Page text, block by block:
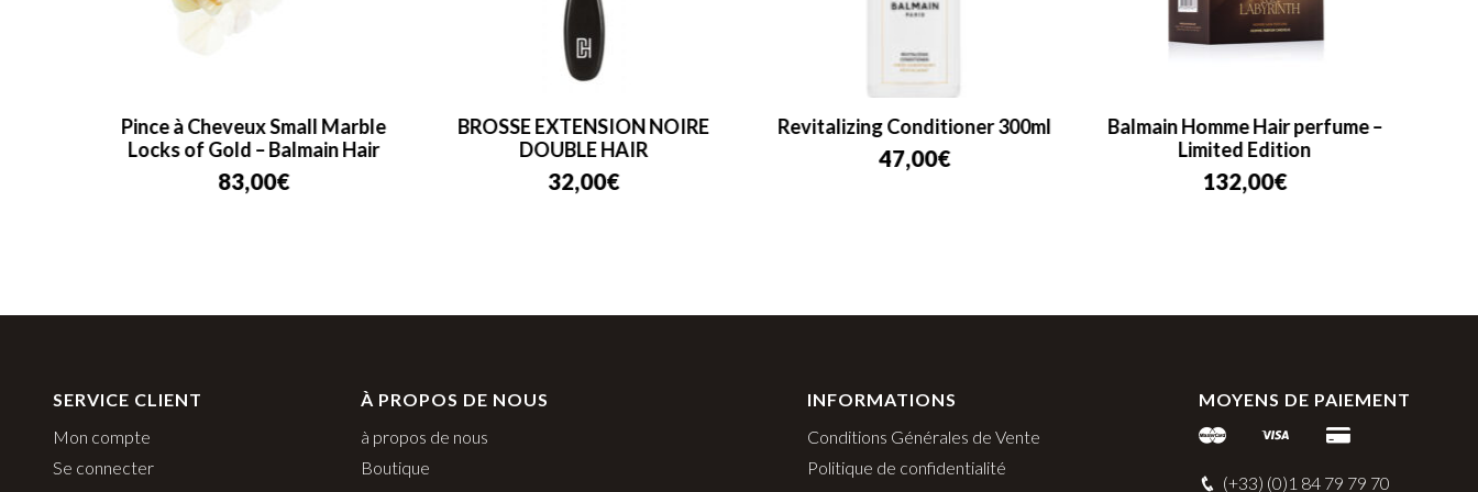
Pince à Cheveux Small Marble
Locks of Gold – Balmain Hair
83,00€
BROSSE EXTENSION NOIRE
DOUBLE HAIR
32,00€
Revitalizing Conditioner 300ml
47,00€
Balmain Homme Hair perfume –
Limited Edition
132,00€
SERVICE CLIENT
Mon compte
Se connecter
À PROPOS DE NOUS
à propos de nous
Boutique
INFORMATIONS
Conditions Générales de Vente
Politique de confidentialité
MOYENS DE PAIEMENT
(+33) (0)1 84 79 79 70